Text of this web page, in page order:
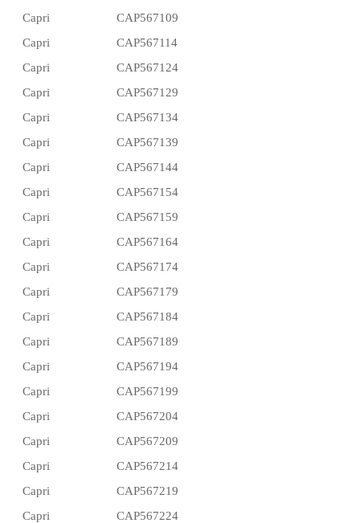
Capri
CAP567109
Capri
CAP567114
Capri
CAP567124
Capri
CAP567129
Capri
CAP567134
Capri
CAP567139
Capri
CAP567144
Capri
CAP567154
Capri
CAP567159
Capri
CAP567164
Capri
CAP567174
Capri
CAP567179
Capri
CAP567184
Capri
CAP567189
Capri
CAP567194
Capri
CAP567199
Capri
CAP567204
Capri
CAP567209
Capri
CAP567214
Capri
CAP567219
Capri
CAP567224